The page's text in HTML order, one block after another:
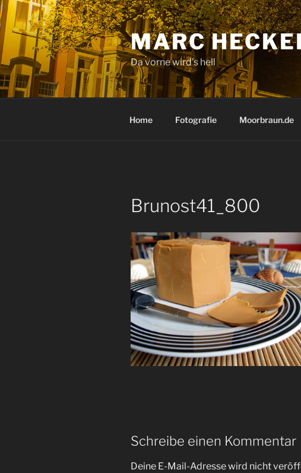
Zum
Inhalt
springen
MARC
Da vorne wird's hell
Home Fotografie Moorbraun.de
Brunost41_800
Schreibe einen Kommentar
Deine E-Mail-Adresse wird nicht